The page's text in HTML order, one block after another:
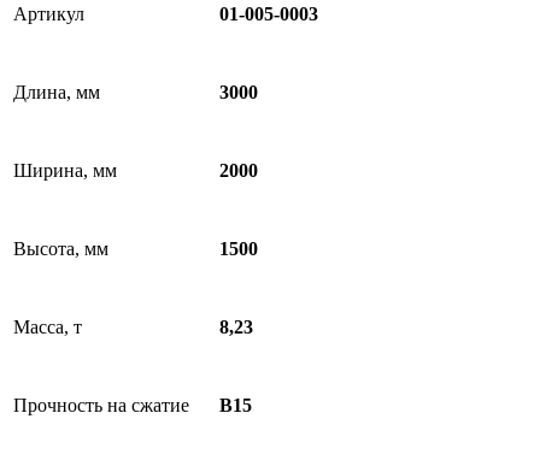
Артикул 01-005-0003
Длина, мм 3000
Ширина, мм 2000
Высота, мм 1500
Масса, т 8,23
Прочность на сжатие B15